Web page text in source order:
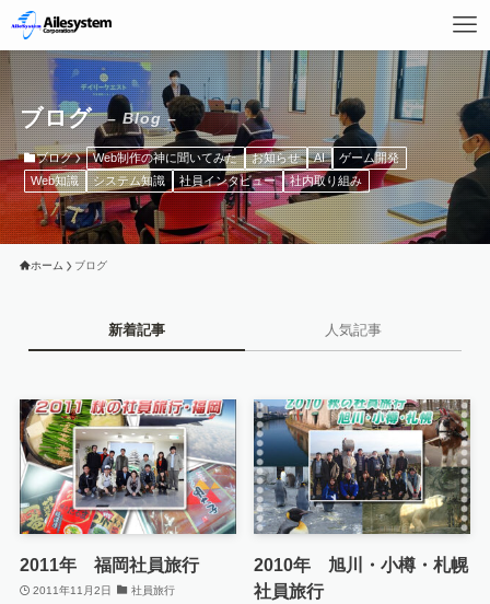
ブログ – Blog –
ブログ Web制作の神に聞いてみた お知らせ AI
ゲーム開発
Web知識
システム知識 社員インタビュー 社内取り組み
ホーム ブログ
新着記事 人気記事
2011年 福岡社員旅行
2011年11月2日 社員旅行
2010年 旭川・小樽・札幌
社員旅行